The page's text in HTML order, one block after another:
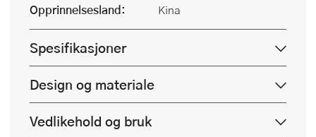
Opprinnelsesland:
Kina
Spesifikasjoner
Design og materiale
Vedlikehold og bruk